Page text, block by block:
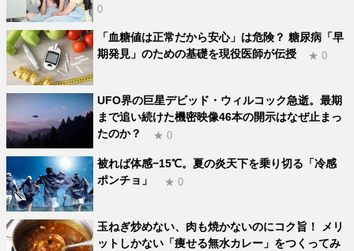
0
「血糖値は正常だから安心」は危険？ 糖尿病「早
期発見」のための基礎を現役医師が伝授
★ 0
UFO界の巨星デビッド・ウィルコック急逝。最期
まで追い続けた機密映像46本の開示はなぜ止まっ
たのか？
★ 0
被れば体感−15℃。夏の炎天下を乗り切る「冷感
ポンチョ」
★ 0
玉ねぎ炒めない、肉も焼かないのにコク旨！ メリ
ットしかない「痩せる無水カレー」をつくってみ